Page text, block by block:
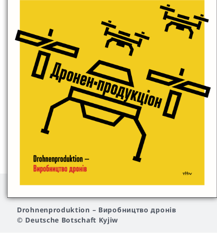
Drohnenproduktion – Виробництво дронів
© Deutsche Botschaft Kyjiw